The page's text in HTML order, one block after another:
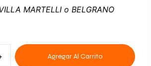
MARTELLI o BELGRANO
Agregar Al Carrito